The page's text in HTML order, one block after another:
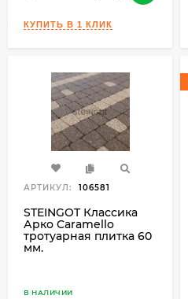
АРТИКУЛ: 106581
STEINGOT Классика
Арко Caramello
тротуарная плитка 60
мм.
В НАЛИЧИИ